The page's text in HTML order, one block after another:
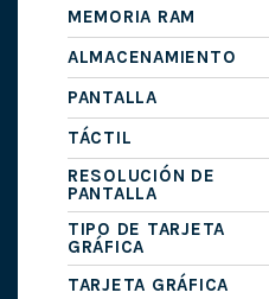
MEMORIA RAM
ALMACENAMIENTO
PANTALLA
TÁCTIL
RESOLUCIÓN DE
PANTALLA
TIPO DE TARJETA
GRÁFICA
TARJETA GRÁFICA